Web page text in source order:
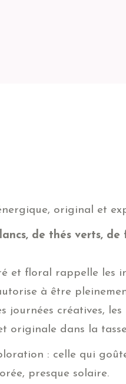
original et
de thés verts,
et floral rappelle les
à être
journées créatives,
originale dans la
: celle qui
presque solaire.